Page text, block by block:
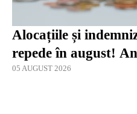
Alocațiile și
repede în august!
05 AUGUST 2026